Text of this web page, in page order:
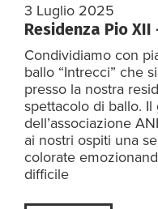
3 Luglio 2025
Residenza Pio
Condividiamo con
ballo “Intrecci” che
presso la nostra
spettacolo di ballo.
dell’associazione
ai nostri ospiti una
colorate
difficile